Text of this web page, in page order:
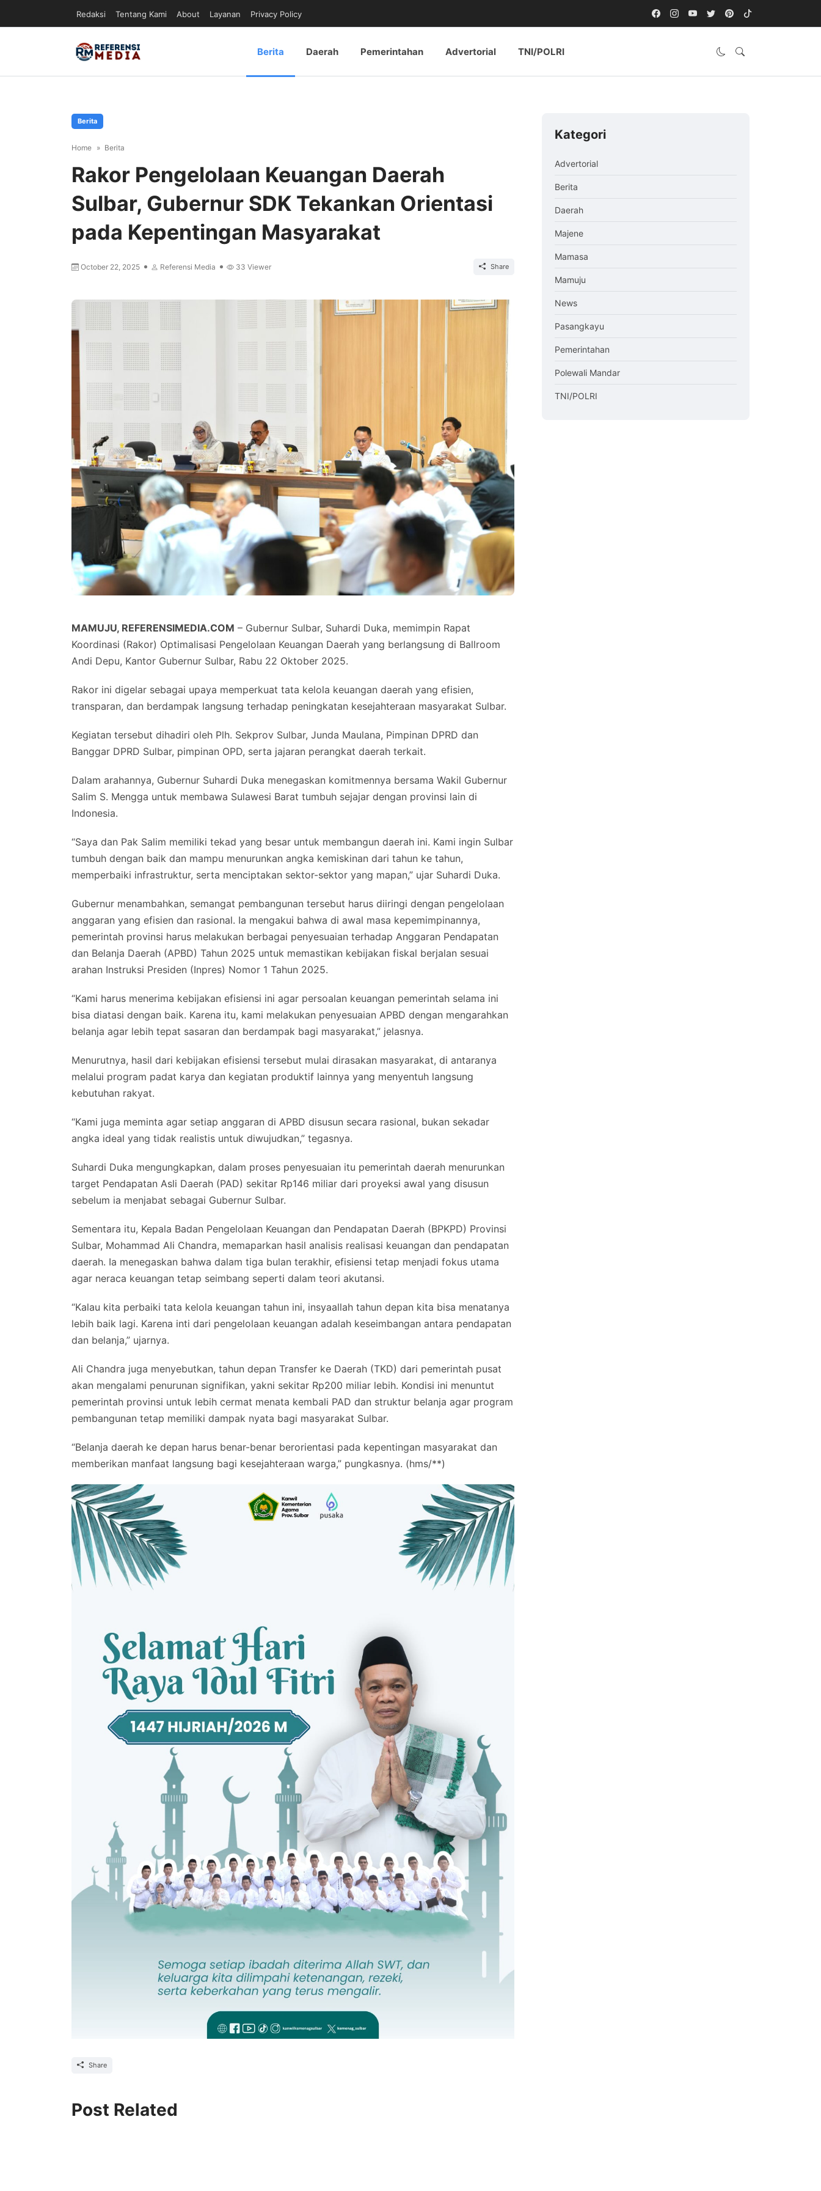
Redaksi Tentang Kami About Layanan Privacy Policy
Berita Daerah Pemerintahan Advertorial TNI/POLRI
Berita
Home Berita
Rakor Pengelolaan Keuangan Daerah
Sulbar, Gubernur SDK Tekankan Orientasi
pada Kepentingan Masyarakat
October 22, 2025 Referensi Media 33 Viewer Share
MAMUJU, REFERENSIMEDIA.COM – Gubernur Sulbar, Suhardi Duka, memimpin Rapat
Koordinasi (Rakor) Optimalisasi Pengelolaan Keuangan Daerah yang berlangsung di Ballroom
Andi Depu, Kantor Gubernur Sulbar, Rabu 22 Oktober 2025.
Rakor ini digelar sebagai upaya memperkuat tata kelola keuangan daerah yang efisien,
transparan, dan berdampak langsung terhadap peningkatan kesejahteraan masyarakat Sulbar.
Kegiatan tersebut dihadiri oleh Plh. Sekprov Sulbar, Junda Maulana, Pimpinan DPRD dan
Banggar DPRD Sulbar, pimpinan OPD, serta jajaran perangkat daerah terkait.
Dalam arahannya, Gubernur Suhardi Duka menegaskan komitmennya bersama Wakil Gubernur
Salim S. Mengga untuk membawa Sulawesi Barat tumbuh sejajar dengan provinsi lain di
Indonesia.
“Saya dan Pak Salim memiliki tekad yang besar untuk membangun daerah ini. Kami ingin Sulbar
tumbuh dengan baik dan mampu menurunkan angka kemiskinan dari tahun ke tahun,
memperbaiki infrastruktur, serta menciptakan sektor-sektor yang mapan,” ujar Suhardi Duka.
Gubernur menambahkan, semangat pembangunan tersebut harus diiringi dengan pengelolaan
anggaran yang efisien dan rasional. Ia mengakui bahwa di awal masa kepemimpinannya,
pemerintah provinsi harus melakukan berbagai penyesuaian terhadap Anggaran Pendapatan
dan Belanja Daerah (APBD) Tahun 2025 untuk memastikan kebijakan fiskal berjalan sesuai
arahan Instruksi Presiden (Inpres) Nomor 1 Tahun 2025.
“Kami harus menerima kebijakan efisiensi ini agar persoalan keuangan pemerintah selama ini
bisa diatasi dengan baik. Karena itu, kami melakukan penyesuaian APBD dengan mengarahkan
belanja agar lebih tepat sasaran dan berdampak bagi masyarakat,” jelasnya.
Menurutnya, hasil dari kebijakan efisiensi tersebut mulai dirasakan masyarakat, di antaranya
melalui program padat karya dan kegiatan produktif lainnya yang menyentuh langsung
kebutuhan rakyat.
“Kami juga meminta agar setiap anggaran di APBD disusun secara rasional, bukan sekadar
angka ideal yang tidak realistis untuk diwujudkan,” tegasnya.
Suhardi Duka mengungkapkan, dalam proses penyesuaian itu pemerintah daerah menurunkan
target Pendapatan Asli Daerah (PAD) sekitar Rp146 miliar dari proyeksi awal yang disusun
sebelum ia menjabat sebagai Gubernur Sulbar.
Sementara itu, Kepala Badan Pengelolaan Keuangan dan Pendapatan Daerah (BPKPD) Provinsi
Sulbar, Mohammad Ali Chandra, memaparkan hasil analisis realisasi keuangan dan pendapatan
daerah. Ia menegaskan bahwa dalam tiga bulan terakhir, efisiensi tetap menjadi fokus utama
agar neraca keuangan tetap seimbang seperti dalam teori akutansi.
“Kalau kita perbaiki tata kelola keuangan tahun ini, insyaallah tahun depan kita bisa menatanya
lebih baik lagi. Karena inti dari pengelolaan keuangan adalah keseimbangan antara pendapatan
dan belanja,” ujarnya.
Ali Chandra juga menyebutkan, tahun depan Transfer ke Daerah (TKD) dari pemerintah pusat
akan mengalami penurunan signifikan, yakni sekitar Rp200 miliar lebih. Kondisi ini menuntut
pemerintah provinsi untuk lebih cermat menata kembali PAD dan struktur belanja agar program
pembangunan tetap memiliki dampak nyata bagi masyarakat Sulbar.
“Belanja daerah ke depan harus benar-benar berorientasi pada kepentingan masyarakat dan
memberikan manfaat langsung bagi kesejahteraan warga,” pungkasnya. (hms/**)
Share
Post Related
Kategori
Advertorial
Berita
Daerah
Majene
Mamasa
Mamuju
News
Pasangkayu
Pemerintahan
Polewali Mandar
TNI/POLRI